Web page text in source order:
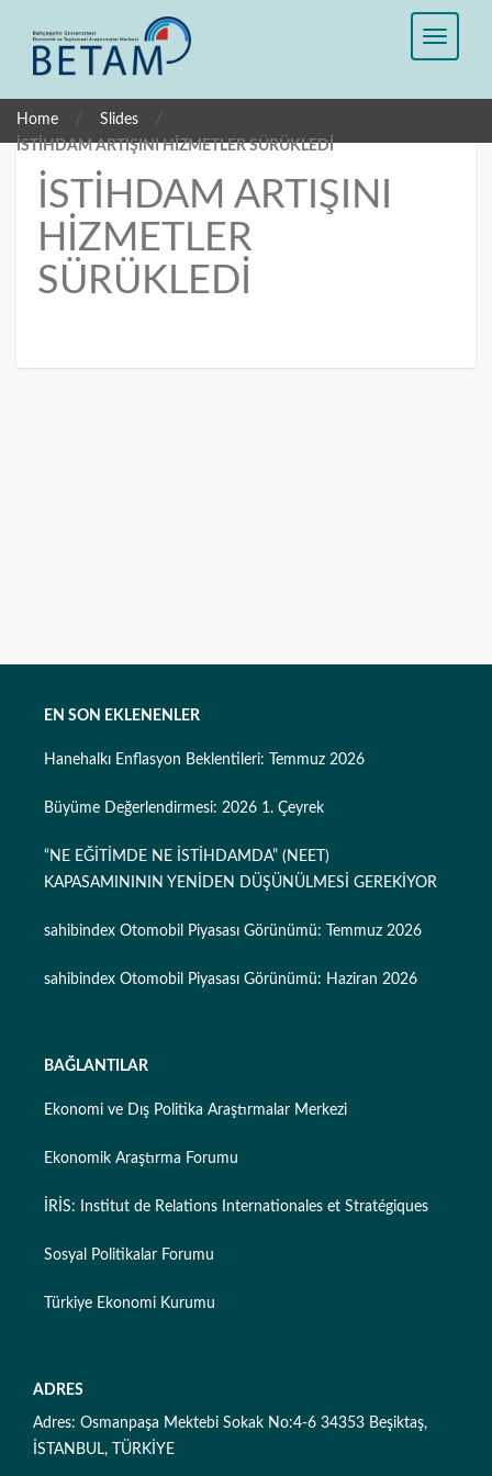
Home / Slides /
İSTİHDAM ARTIŞINI HİZMETLER SÜRÜKLEDİ
İSTİHDAM ARTIŞINI
HİZMETLER
SÜRÜKLEDİ
EN SON EKLENENLER
Hanehalkı Enflasyon Beklentileri: Temmuz 2026
Büyüme Değerlendirmesi: 2026 1. Çeyrek
“NE EĞİTİMDE NE İSTİHDAMDA” (NEET)
KAPASAMINININ YENİDEN DÜŞÜNÜLMESİ GEREKİYOR
sahibindex Otomobil Piyasası Görünümü: Temmuz 2026
sahibindex Otomobil Piyasası Görünümü: Haziran 2026
BAĞLANTILAR
Ekonomi ve Dış Politika Araştırmalar Merkezi
Ekonomik Araştırma Forumu
İRİS: Institut de Relations Internationales et Stratégiques
Sosyal Politikalar Forumu
Türkiye Ekonomi Kurumu
ADRES
Adres: Osmanpaşa Mektebi Sokak No:4-6 34353 Beşiktaş,
İSTANBUL, TÜRKİYE